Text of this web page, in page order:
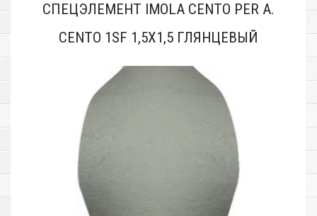
СПЕЦЭЛЕМЕНТ IMOLA CENTO PER A.
CENTO 1SF 1,5X1,5 ГЛЯНЦЕВЫЙ